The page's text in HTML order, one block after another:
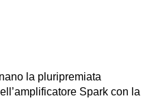
la pluripremiata
Spark con la